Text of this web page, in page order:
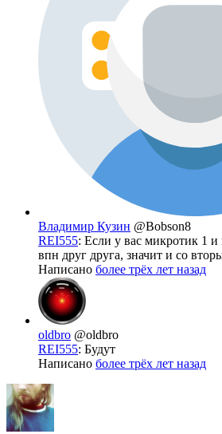
Владимир Кузин @Bobson8
REI555: Если у вас микротик 1
впн друг друга, значит и со
Написано более трёх лет назад
oldbro @oldbro
REI555: Будут
Написано более трёх лет назад